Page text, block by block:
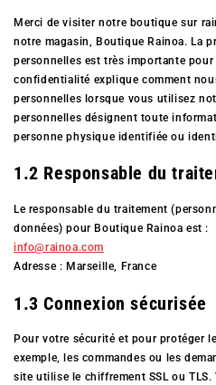
Merci de visiter notre boutique sur
notre magasin, Boutique Rainoa. La
personnelles est très importante
confidentialité explique comment
personnelles lorsque vous utilisez
personnelles désignent toute
personne physique identifiée ou
1.2 Responsable du
Le responsable du traitement
données) pour Boutique Rainoa est :
info@rainoa.com
Adresse : Marseille, France
1.3 Connexion sécurisée
Pour votre sécurité et pour protéger
exemple, les commandes ou les
site utilise le chiffrement SSL ou